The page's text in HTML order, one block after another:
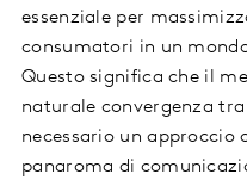
essenziale per
consumatori in un
Questo significa che il
naturale convergenza
necessario un approccio
panaroma di